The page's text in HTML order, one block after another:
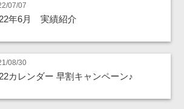
07/07
年6月 実績紹介
08/30
カレンダー 早割キャンペーン♪